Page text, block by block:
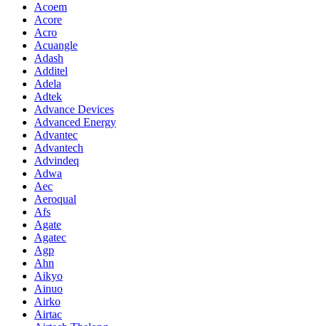
Acoem
Acore
Acro
Acuangle
Adash
Additel
Adela
Adtek
Advance Devices
Advanced Energy
Advantec
Advantech
Advindeq
Adwa
Aec
Aeroqual
Afs
Agate
Agatec
Agp
Ahn
Aikyo
Ainuo
Airko
Airtac